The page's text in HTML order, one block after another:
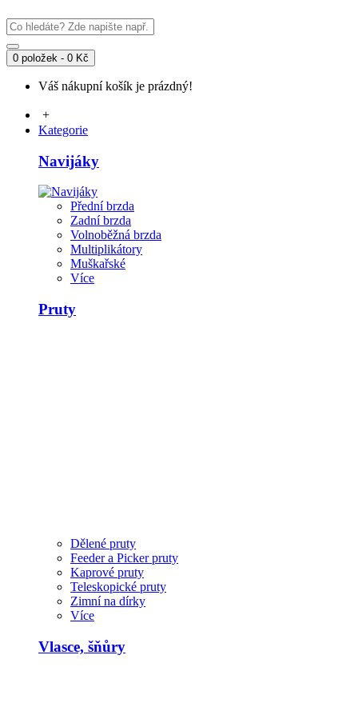
0 položek - 0 Kč
Váš nákupní košík je prázdný!
+
Kategorie
Navijáky
Přední brzda
Zadní brzda
Volnoběžná brzda
Multiplikátory
Muškařské
Více
Pruty
Dělené pruty
Feeder a Picker pruty
Kaprové pruty
Teleskopické pruty
Zimní na dírky
Více
Vlasce, šňůry